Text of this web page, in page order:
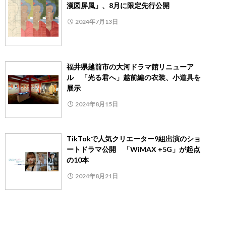
漢図屏風」、8月に限定先行公開
2024年7月13日
福井県越前市の大河ドラマ館リニューア
ル 「光る君へ」越前編の衣装、小道具を
展示
2024年8月15日
TikTokで人気クリエーター9組出演のショ
ートドラマ公開 「WiMAX +5G」が起点
の10本
2024年8月21日